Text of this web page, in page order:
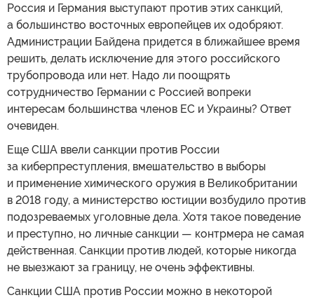
Россия и Германия выступают против этих санкций,
а большинство восточных европейцев их одобряют.
Администрации Байдена придется в ближайшее время
решить, делать исключение для этого российского
трубопровода или нет. Надо ли поощрять
сотрудничество Германии с Россией вопреки
интересам большинства членов ЕС и Украины? Ответ
очевиден.
Еще США ввели санкции против России
за киберпреступления, вмешательство в выборы
и применение химического оружия в Великобритании
в 2018 году, а министерство юстиции возбудило против
подозреваемых уголовные дела. Хотя такое поведение
и преступно, но личные санкции — контрмера не самая
действенная. Санкции против людей, которые никогда
не выезжают за границу, не очень эффективны.
Санкции США против России можно в некоторой